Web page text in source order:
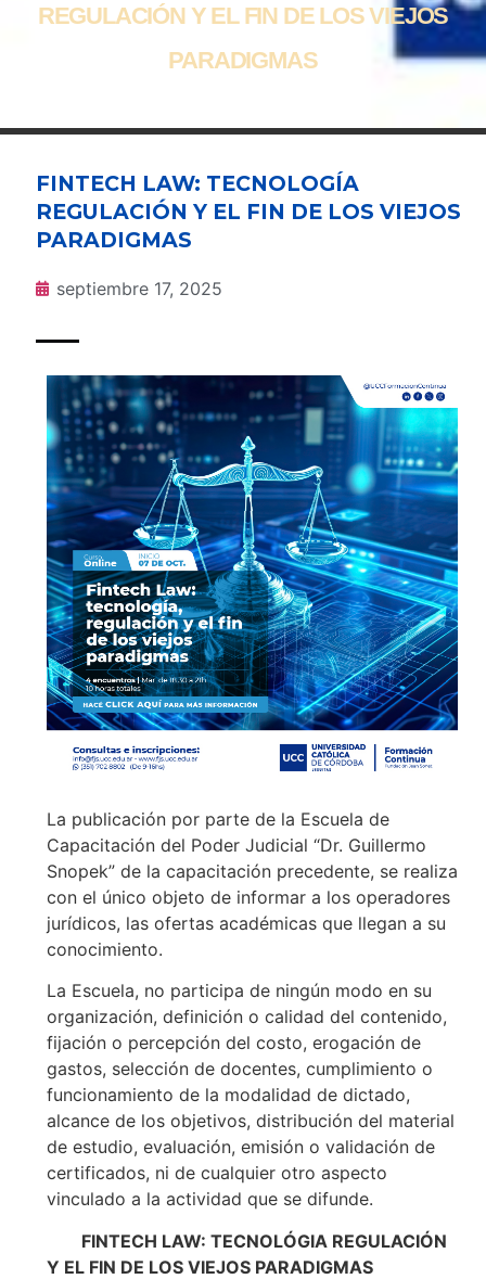
REGULACIÓN Y EL FIN DE LOS VIEJOS
PARADIGMAS
FINTECH LAW: TECNOLOGÍA
REGULACIÓN Y EL FIN DE LOS VIEJOS
PARADIGMAS
septiembre 17, 2025
La publicación por parte de la Escuela de
Capacitación del Poder Judicial “Dr. Guillermo
Snopek” de la capacitación precedente, se realiza
con el único objeto de informar a los operadores
jurídicos, las ofertas académicas que llegan a su
conocimiento.
La Escuela, no participa de ningún modo en su
organización, definición o calidad del contenido,
fijación o percepción del costo, erogación de
gastos, selección de docentes, cumplimiento o
funcionamiento de la modalidad de dictado,
alcance de los objetivos, distribución del material
de estudio, evaluación, emisión o validación de
certificados, ni de cualquier otro aspecto
vinculado a la actividad que se difunde.
FINTECH LAW: TECNOLÓGIA REGULACIÓN
Y EL FIN DE LOS VIEJOS PARADIGMAS